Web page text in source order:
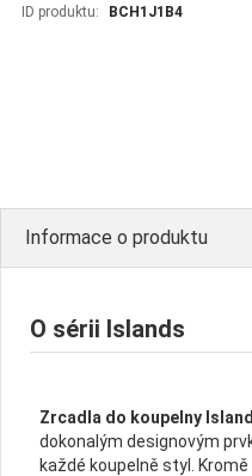
ID produktu: BCH1J1B4
Informace o produktu
O sérii Islands
Zrcadla do koupelny
dokonalým designovým
každé koupelně styl.